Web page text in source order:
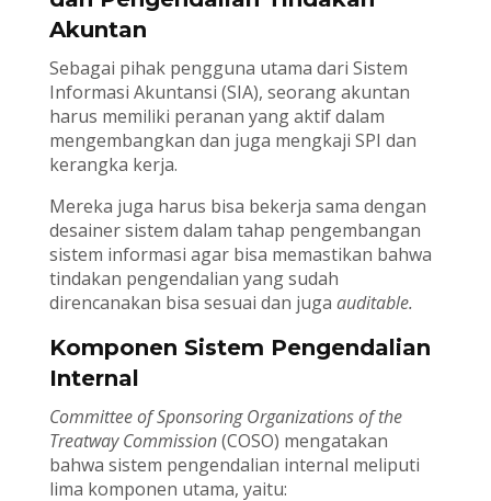
Akuntan
Sebagai pihak pengguna utama dari Sistem
Informasi Akuntansi (SIA), seorang akuntan
harus memiliki peranan yang aktif dalam
mengembangkan dan juga mengkaji SPI dan
kerangka kerja.
Mereka juga harus bisa bekerja sama dengan
desainer sistem dalam tahap pengembangan
sistem informasi agar bisa memastikan bahwa
tindakan pengendalian yang sudah
direncanakan bisa sesuai dan juga auditable.
Komponen Sistem Pengendalian
Internal
Committee of Sponsoring Organizations of the
Treatway Commission(COSO) mengatakan
bahwa sistem pengendalian internal meliputi
lima komponen utama, yaitu: